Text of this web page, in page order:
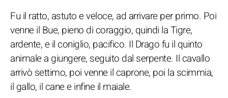
Fu il ratto, astuto e veloce, ad arrivare per primo. Poi
venne il Bue, pieno di coraggio, quindi la Tigre,
ardente, e il coniglio, pacifico. Il Drago fu il quinto
animale a giungere, seguito dal serpente. Il cavallo
arrivò settimo, poi venne il caprone, poi la scimmia,
il gallo, il cane e infine il maiale.